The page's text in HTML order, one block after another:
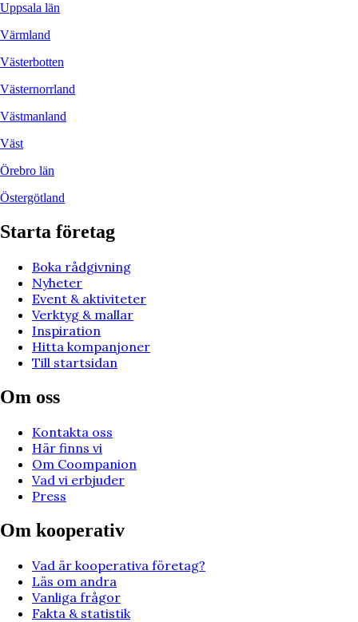
Uppsala län
Värmland
Västerbotten
Västernorrland
Västmanland
Väst
Örebro län
Östergötland
Starta företag
Boka rådgivning
Nyheter
Event & aktiviteter
Verktyg & mallar
Inspiration
Hitta kompanjoner
Till startsidan
Om oss
Kontakta oss
Här finns vi
Om Coompanion
Vad vi erbjuder
Press
Om kooperativ
Vad är kooperativa företag?
Läs om andra
Vanliga frågor
Fakta & statistik